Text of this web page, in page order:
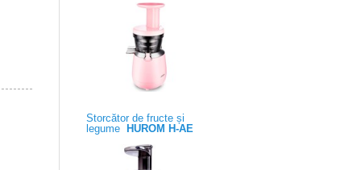
Storcător de fructe și
legume
HUROM H-AE